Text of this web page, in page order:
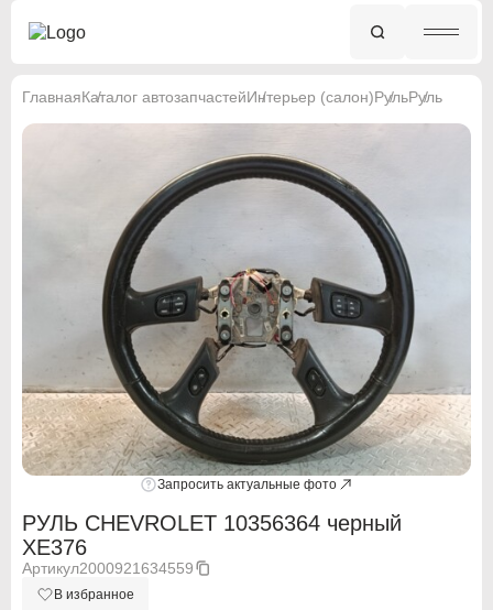
ГлавнаяКаталог автозапчастейИнтерьер (салон)РульРуль
Запросить актуальные фото
РУЛЬ CHEVROLET 10356364 черный
XE376
Артикул2000921634559
В избранное